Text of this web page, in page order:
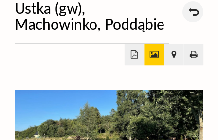
firmie
Oferty
Ustka (gw),
Machowinko, Poddąbie
−